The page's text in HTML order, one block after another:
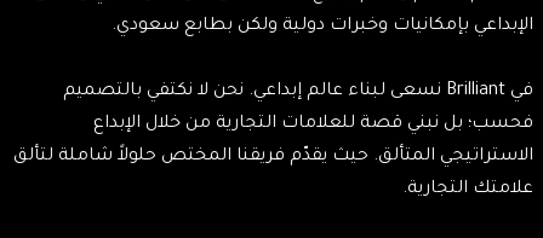
الإبداعي بإمكانيات وخبرات دولية ولكن بطابع سعودي.
في Brilliant نسعى لبناء عالم إبداعي. نحن لا نكتفي بالتصميم
فحسب؛ بل نبني قصة للعلامات التجارية من خلال الإبداع
الاستراتيجي المتألق. حيث يقدّم فريقنا المختص حلولاً شاملة لتألق
علامتك التجارية.